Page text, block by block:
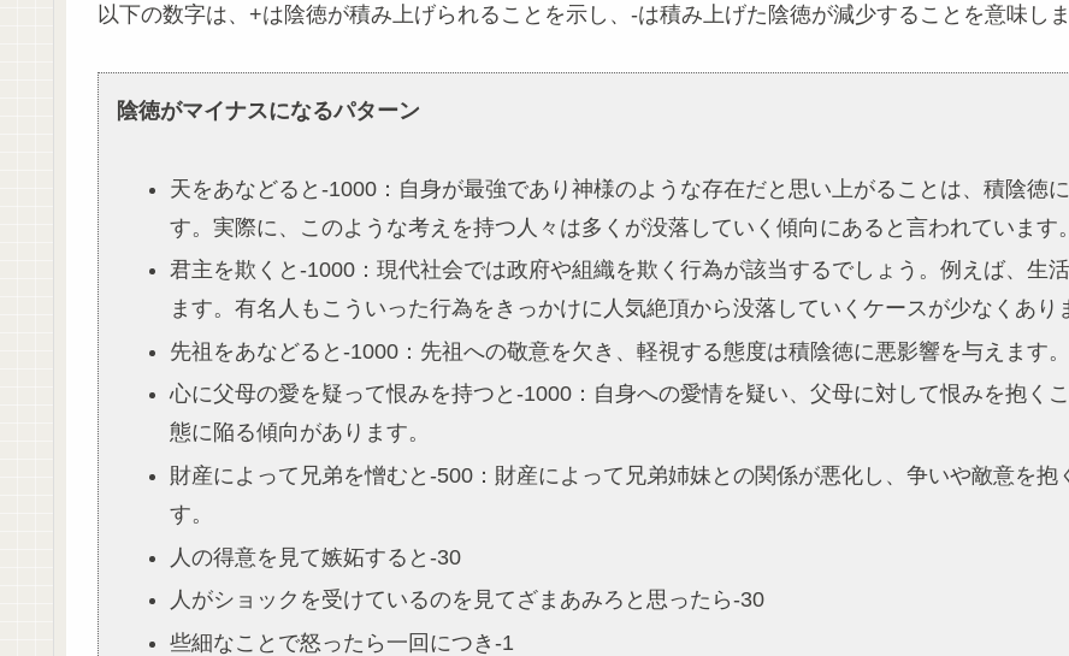
以下の数字は、+は陰徳が積み上げられることを示し、-は積み上げた陰徳が減少することを意味し
陰徳がマイナスになるパターン
天をあなどると-1000：自身が最強であり神様のような存在だと思い上がることは、積陰徳
す。実際に、このような考えを持つ人々は多くが没落していく傾向にあると言われています。
君主を欺くと-1000：現代社会では政府や組織を欺く行為が該当するでしょう。例えば、生
ます。有名人もこういった行為をきっかけに人気絶頂から没落していくケースが少なくあり
先祖をあなどると-1000：先祖への敬意を欠き、軽視する態度は積陰徳に悪影響を与えます。
心に父母の愛を疑って恨みを持つと-1000：自身への愛情を疑い、父母に対して恨みを抱く
態に陥る傾向があります。
財産によって兄弟を憎むと-500：財産によって兄弟姉妹との関係が悪化し、争いや敵意を
す。
人の得意を見て嫉妬すると-30
人がショックを受けているのを見てざまあみろと思ったら-30
些細なことで怒ったら一回につき-1